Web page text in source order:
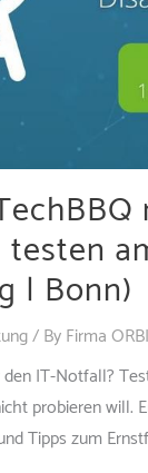
| Bonn)
/ ByFirma
IT-Notfall?
probieren will.
Tipps zum